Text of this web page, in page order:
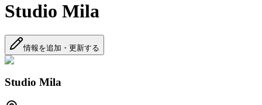
Studio Mila
情報を追加・更新する
Studio Mila